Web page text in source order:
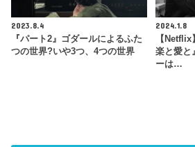
2023.8.4
『パート2』ゴダールによるふた
つの世界?いや3つ、4つの世界
2024.1.8
【
楽と愛と
ーは…